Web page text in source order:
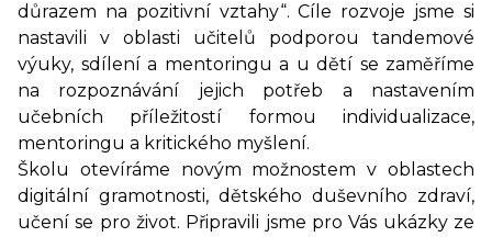
důrazem na pozitivní vztahy“. Cíle rozvoje jsme si
nastavili v oblasti učitelů podporou tandemové
výuky, sdílení a mentoringu a u dětí se zaměříme
na rozpoznávání jejich potřeb a nastavením
učebních příležitostí formou individualizace,
mentoringu a kritického myšlení.
Školu otevíráme novým možnostem v oblastech
digitální gramotnosti, dětského duševního zdraví,
učení se pro život. Připravili jsme pro Vás ukázky ze